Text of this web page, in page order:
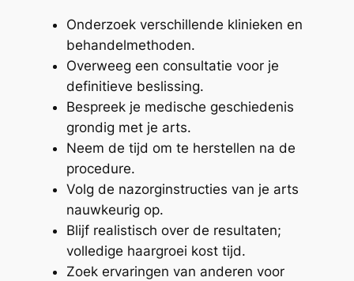
Onderzoek verschillende klinieken en
behandelmethoden.
Overweeg een consultatie voor je
definitieve beslissing.
Bespreek je medische geschiedenis
grondig met je arts.
Neem de tijd om te herstellen na de
procedure.
Volg de nazorginstructies van je arts
nauwkeurig op.
Blijf realistisch over de resultaten;
volledige haargroei kost tijd.
Zoek ervaringen van anderen voor